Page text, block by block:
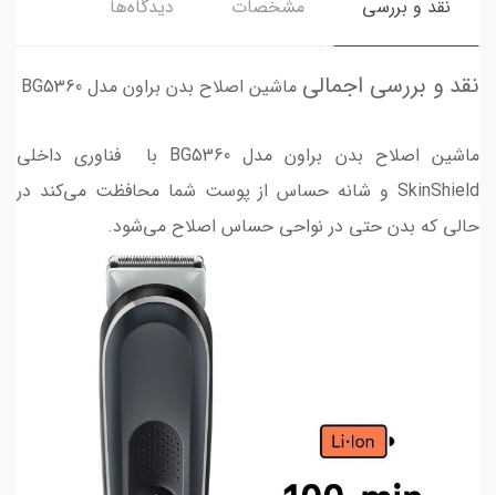
نقد و بررسی مشخصات دیدگاه‌ها
نقد و بررسی اجمالی ماشین اصلاح بدن براون مدل BG5360
ماشین اصلاح بدن براون مدل BG5360 با فناوری داخلی
SkinShield و شانه حساس از پوست شما محافظت می‌کند در
حالی که بدن حتی در نواحی حساس اصلاح می‌شود.